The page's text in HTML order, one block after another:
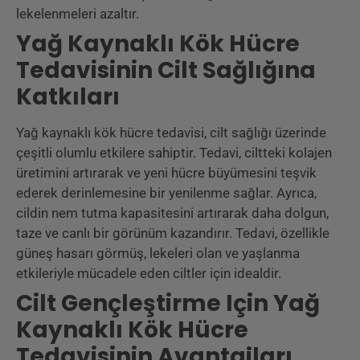
lekelenmeleri azaltır.
Yağ Kaynaklı Kök Hücre
Tedavisinin Cilt Sağlığına
Katkıları
Yağ kaynaklı kök hücre tedavisi, cilt sağlığı üzerinde
çeşitli olumlu etkilere sahiptir. Tedavi, ciltteki kolajen
üretimini artırarak ve yeni hücre büyümesini teşvik
ederek derinlemesine bir yenilenme sağlar. Ayrıca,
cildin nem tutma kapasitesini artırarak daha dolgun,
taze ve canlı bir görünüm kazandırır. Tedavi, özellikle
güneş hasarı görmüş, lekeleri olan ve yaşlanma
etkileriyle mücadele eden ciltler için idealdir.
Cilt Gençleştirme Için Yağ
Kaynaklı Kök Hücre